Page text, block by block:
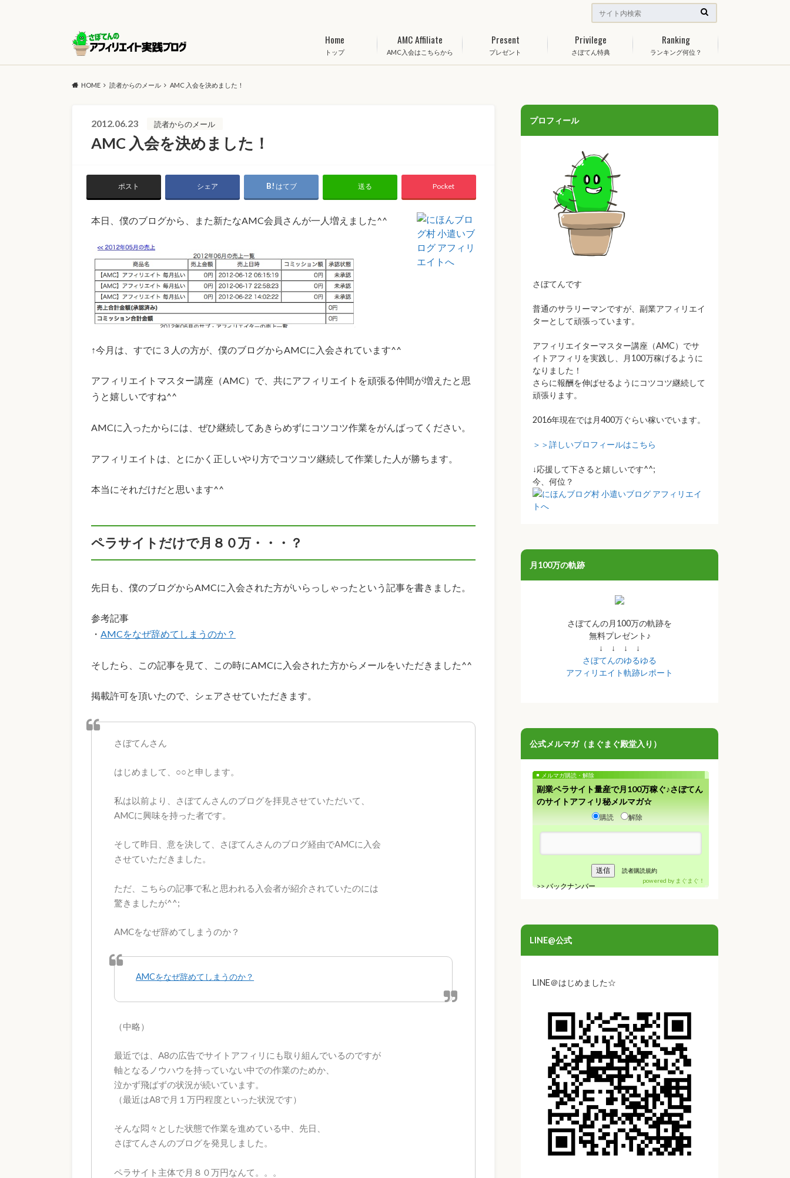
トップ
Home
AMC入会はこちらから
AMC Affiliate
プレゼント
Present
さぼてん特典
Privilege
ランキング何位？
Ranking
HOME 読者からのメール AMC 入会を決めました！
2012.06.23 読者からのメール
AMC 入会を決めました！
ポスト シェア はてブ 送る Pocket
本日、僕のブログから、また新たなAMC会員さんが一人増えました^^
↑今月は、すでに３人の方が、僕のブログからAMCに入会されています^^
アフィリエイトマスター講座（AMC）で、共にアフィリエイトを頑張る仲間が増えたと思
うと嬉しいですね^^
AMCに入ったからには、ぜひ継続してあきらめずにコツコツ作業をがんばってください。
アフィリエイトは、とにかく正しいやり方でコツコツ継続して作業した人が勝ちます。
本当にそれだけだと思います^^
ペラサイトだけで月８０万・・・？
先日も、僕のブログからAMCに入会された方がいらっしゃったという記事を書きました。
参考記事
・ AMCをなぜ辞めてしまうのか？
そしたら、この記事を見て、この時にAMCに入会された方からメールをいただきました^^
掲載許可を頂いたので、シェアさせていただきます。
さぼてんさん
はじめまして、○○と申します。
私は以前より、さぼてんさんのブログを拝見させていただいて、
AMCに興味を持った者です。
そして昨日、意を決して、さぼてんさんのブログ経由でAMCに入会
させていただきました。
ただ、こちらの記事で私と思われる入会者が紹介されていたのには
驚きましたが^^;
AMCをなぜ辞めてしまうのか？
AMCをなぜ辞めてしまうのか？
（中略）
最近では、A8の広告でサイトアフィリにも取り組んでいるのですが
軸となるノウハウを持っていない中での作業のためか、
泣かず飛ばずの状況が続いています。
（最近はA8で月１万円程度といった状況です）
そんな悶々とした状態で作業を進めている中、先日、
さぼてんさんのブログを発見しました。
ペラサイト主体で月８０万円なんて。。。
プロフィール
さぼてんです
普通のサラリーマンですが、副業アフィリエイ
ターとして頑張っています。
アフィリエイターマスター講座（AMC）でサ
イトアフィリを実践し、月100万稼げるように
なりました！
さらに報酬を伸ばせるようにコツコツ継続して
頑張ります。
2016年現在では月400万ぐらい稼いでいます。
＞＞詳しいプロフィールはこちら
↓応援して下さると嬉しいです^^;
今、何位？
月100万の軌跡
さぼてんの月100万の軌跡を
無料プレゼント♪
↓ ↓ ↓ ↓
さぼてんのゆるゆる
アフィリエイト軌跡レポート
公式メルマガ（まぐまぐ殿堂入り）
メルマガ購読・解除
副業ペラサイト量産で月100万稼ぐ♪さぼてん
のサイトアフィリ秘メルマガ☆
購読 解除
読者購読規約
>>バックナンバー
powered by まぐまぐ！
LINE@公式
LINE＠はじめました☆